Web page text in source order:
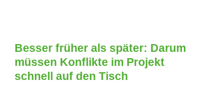
Besser früher als später: Darum
müssen Konflikte im Projekt
schnell auf den Tisch